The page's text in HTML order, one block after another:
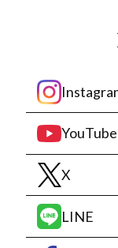
YouTube
X
LINE